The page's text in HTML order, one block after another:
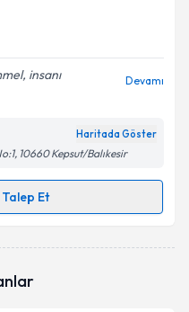
insanı
Devamı
Haritada Göster
10660 Kepsut/Balıkesir
Et
randevu almanız için bir